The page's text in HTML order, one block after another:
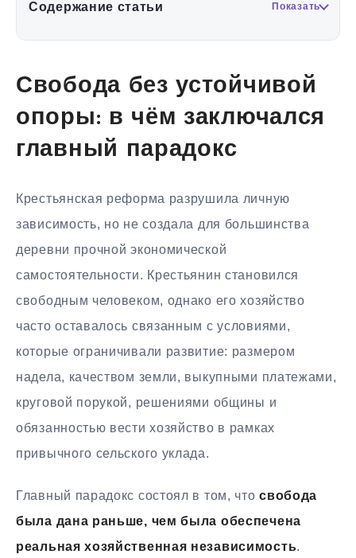
Содержание статьи Показать
Свобода без устойчивой
опоры: в чём заключался
главный парадокс
Крестьянская реформа разрушила личную
зависимость, но не создала для большинства
деревни прочной экономической
самостоятельности. Крестьянин становился
свободным человеком, однако его хозяйство
часто оставалось связанным с условиями,
которые ограничивали развитие: размером
надела, качеством земли, выкупными платежами,
круговой порукой, решениями общины и
обязанностью вести хозяйство в рамках
привычного сельского уклада.
Главный парадокс состоял в том, чтосвобода
была дана раньше, чем была обеспечена
реальная хозяйственная независимость.